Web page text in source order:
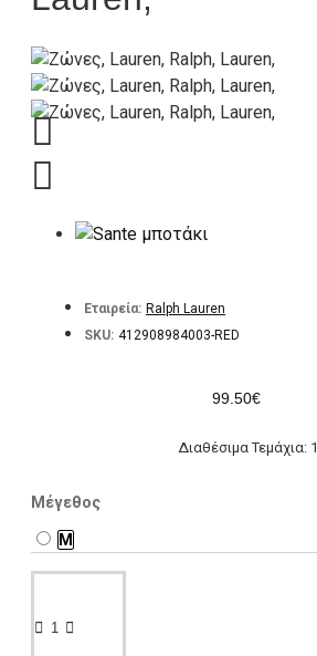
Εταιρεία: Ralph Lauren
SKU: 412908984003-RED
99.50€
Διαθέσιμα Τεμάχια: 1
Μέγεθος
M